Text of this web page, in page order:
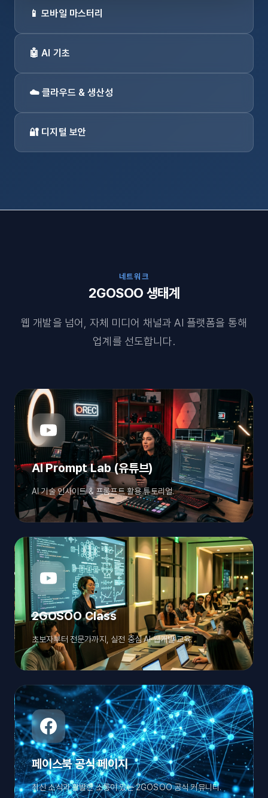
📱 모바일 마스터리
🤖 AI 기초
☁️ 클라우드 & 생산성
🔐 디지털 보안
네트워크
2GOSOO 생태계
웹 개발을 넘어, 자체 미디어 채널과 AI 플랫폼을 통해
업계를 선도합니다.
AI Prompt Lab (유튜브)
AI 기술 인사이트 & 프롬프트 활용 튜토리얼.
2GOSOO Class
초보자부터 전문가까지, 실전 중심 AI·웹개발 교육.
페이스북 공식 페이지
최신 소식과 활발한 소통이 있는 2GOSOO 공식 커뮤니티.